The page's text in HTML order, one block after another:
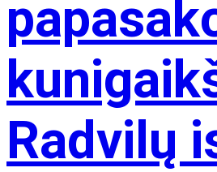
Radvilų